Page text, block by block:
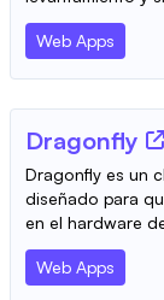
Web Apps
Dragonfly
Dragonfly es un
diseñado para
en el hardware
Web Apps